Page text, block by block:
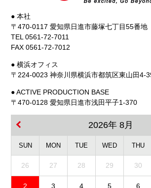
● 本社
〒470-0117 愛知県日進市藤塚七丁目55番地
TEL 0561-72-7011
FAX 0561-72-7012
● 横浜オフィス
〒224-0023 神奈川県横浜市都筑区東山田4-
● ACTIVE PRODUCTION BASE
〒470-0128 愛知県日進市浅田平子1-370
2026年 8月
SUN MON TUE WED THU
26 27 28 29 30
2 3 4 5 6